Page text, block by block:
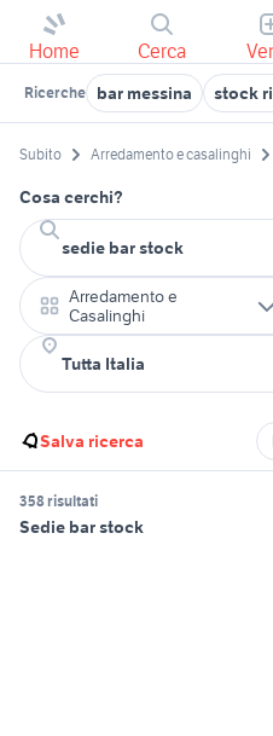
Home Cerca
Ricerche bar messina stock
Subito Arredamento e casalinghi
Cosa cerchi?
Arredamento e
Casalinghi
Salva ricerca
358 risultati
Sedie bar stock